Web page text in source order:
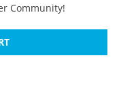
Community!